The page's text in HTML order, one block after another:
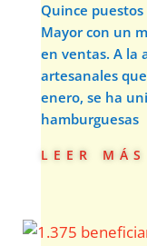
Quince
Mayor con un
en ventas. A la
artesanales
enero, se ha
hamburguesas
leer más